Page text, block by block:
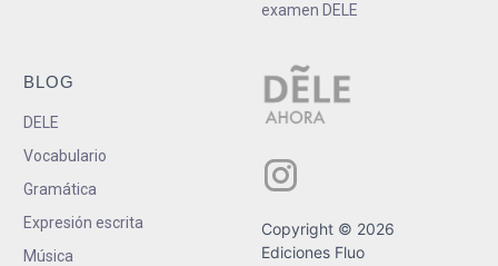
examen DELE
BLOG
DELE
Vocabulario
Gramática
Expresión escrita
Música
Copyright © 2026
Ediciones Fluo